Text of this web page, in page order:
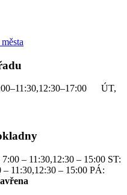
ÚT,
– 11:30,12:30 – 15:00 ST:
11:30,12:30 – 15:00 PÁ: